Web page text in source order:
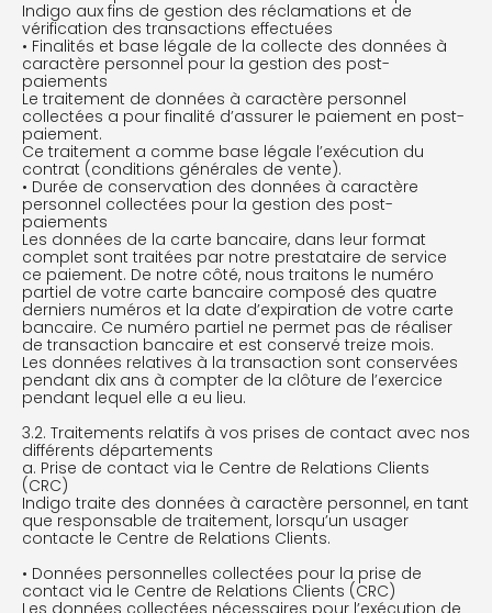
Indigo aux fins de gestion des réclamations et de
vérification des transactions effectuées
• Finalités et base légale de la collecte des données à
caractère personnel pour la gestion des post-
paiements
Le traitement de données à caractère personnel
collectées a pour finalité d’assurer le paiement en post-
paiement.
Ce traitement a comme base légale l’exécution du
contrat (conditions générales de vente).
• Durée de conservation des données à caractère
personnel collectées pour la gestion des post-
paiements
Les données de la carte bancaire, dans leur format
complet sont traitées par notre prestataire de service
ce paiement. De notre côté, nous traitons le numéro
partiel de votre carte bancaire composé des quatre
derniers numéros et la date d’expiration de votre carte
bancaire. Ce numéro partiel ne permet pas de réaliser
de transaction bancaire et est conservé treize mois.
Les données relatives à la transaction sont conservées
pendant dix ans à compter de la clôture de l’exercice
pendant lequel elle a eu lieu.
3.2. Traitements relatifs à vos prises de contact avec nos
différents départements
a. Prise de contact via le Centre de Relations Clients
(CRC)
Indigo traite des données à caractère personnel, en tant
que responsable de traitement, lorsqu’un usager
contacte le Centre de Relations Clients.
• Données personnelles collectées pour la prise de
contact via le Centre de Relations Clients (CRC)
Les données collectées nécessaires pour l’exécution de